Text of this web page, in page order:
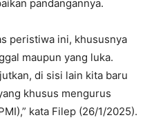
pandangannya.
peristiwa ini, khususnya
maupun yang luka.
di sisi lain kita baru
khusus mengurus
kata Filep (26/1/2025).